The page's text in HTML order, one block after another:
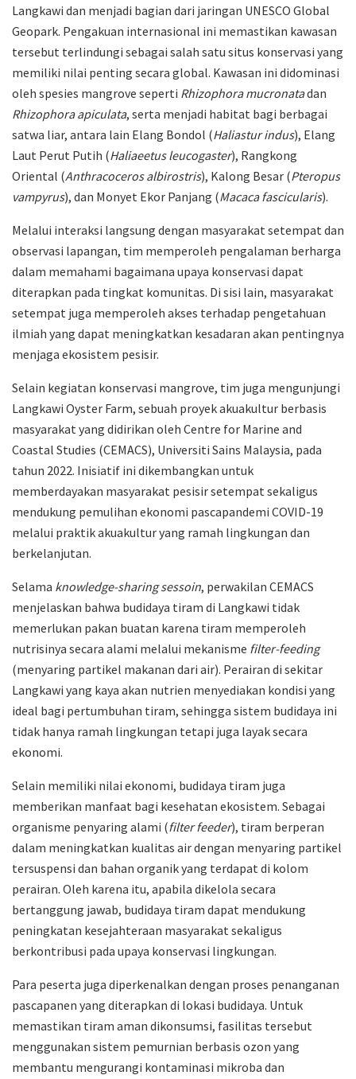
Langkawi dan menjadi bagian dari jaringan UNESCO Global
Geopark. Pengakuan internasional ini memastikan kawasan
tersebut terlindungi sebagai salah satu situs konservasi yang
memiliki nilai penting secara global. Kawasan ini didominasi
oleh spesies mangrove seperti Rhizophora mucronatadan
Rhizophora apiculata, serta menjadi habitat bagi berbagai
satwa liar, antara lain Elang Bondol (Haliastur indus), Elang
Laut Perut Putih (Haliaeetus leucogaster), Rangkong
Oriental (Anthracoceros albirostris), Kalong Besar (Pteropus
vampyrus), dan Monyet Ekor Panjang (Macaca fascicularis).
Melalui interaksi langsung dengan masyarakat setempat dan
observasi lapangan, tim memperoleh pengalaman berharga
dalam memahami bagaimana upaya konservasi dapat
diterapkan pada tingkat komunitas. Di sisi lain, masyarakat
setempat juga memperoleh akses terhadap pengetahuan
ilmiah yang dapat meningkatkan kesadaran akan pentingnya
menjaga ekosistem pesisir.
Selain kegiatan konservasi mangrove, tim juga mengunjungi
Langkawi Oyster Farm, sebuah proyek akuakultur berbasis
masyarakat yang didirikan oleh Centre for Marine and
Coastal Studies (CEMACS), Universiti Sains Malaysia, pada
tahun 2022. Inisiatif ini dikembangkan untuk
memberdayakan masyarakat pesisir setempat sekaligus
mendukung pemulihan ekonomi pascapandemi COVID-19
melalui praktik akuakultur yang ramah lingkungan dan
berkelanjutan.
Selama knowledge-sharing sessoin, perwakilan CEMACS
menjelaskan bahwa budidaya tiram di Langkawi tidak
memerlukan pakan buatan karena tiram memperoleh
nutrisinya secara alami melalui mekanisme filter-feeding
(menyaring partikel makanan dari air). Perairan di sekitar
Langkawi yang kaya akan nutrien menyediakan kondisi yang
ideal bagi pertumbuhan tiram, sehingga sistem budidaya ini
tidak hanya ramah lingkungan tetapi juga layak secara
ekonomi.
Selain memiliki nilai ekonomi, budidaya tiram juga
memberikan manfaat bagi kesehatan ekosistem. Sebagai
organisme penyaring alami (filter feeder), tiram berperan
dalam meningkatkan kualitas air dengan menyaring partikel
tersuspensi dan bahan organik yang terdapat di kolom
perairan. Oleh karena itu, apabila dikelola secara
bertanggung jawab, budidaya tiram dapat mendukung
peningkatan kesejahteraan masyarakat sekaligus
berkontribusi pada upaya konservasi lingkungan.
Para peserta juga diperkenalkan dengan proses penanganan
pascapanen yang diterapkan di lokasi budidaya. Untuk
memastikan tiram aman dikonsumsi, fasilitas tersebut
menggunakan sistem pemurnian berbasis ozon yang
membantu mengurangi kontaminasi mikroba dan